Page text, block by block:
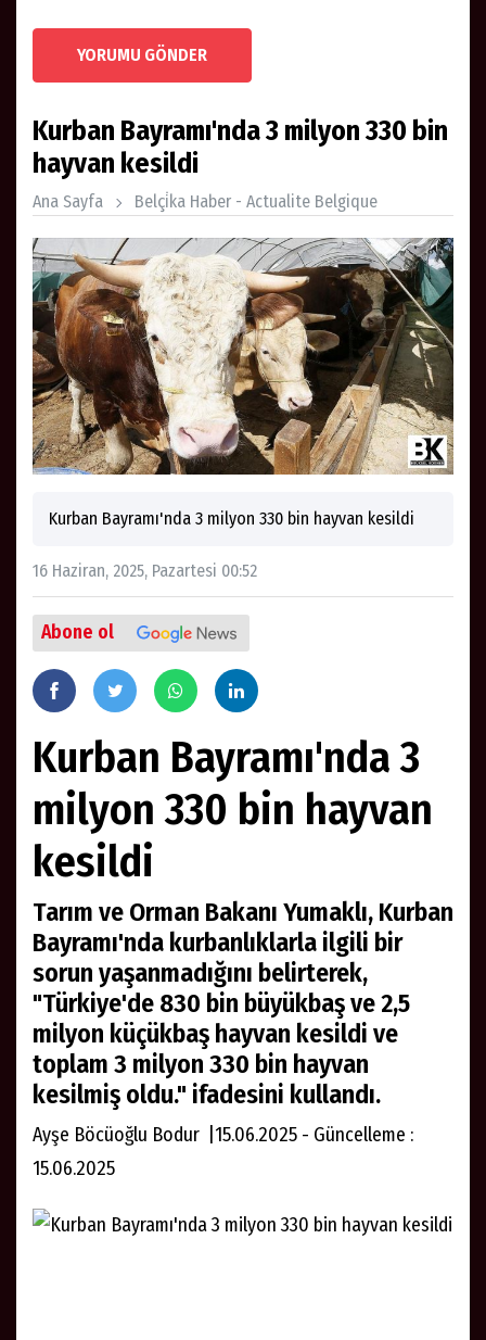
YORUMU GÖNDER
Kurban Bayramı'nda 3 milyon 330 bin
hayvan kesildi
Ana Sayfa Belçi̇ka Haber - Actualite Belgique
Kurban Bayramı'nda 3 milyon 330 bin hayvan kesildi
16 Haziran, 2025, Pazartesi 00:52
Abone ol
Kurban Bayramı'nda 3
milyon 330 bin hayvan
kesildi
Tarım ve Orman Bakanı Yumaklı, Kurban
Bayramı'nda kurbanlıklarla ilgili bir
sorun yaşanmadığını belirterek,
"Türkiye'de 830 bin büyükbaş ve 2,5
milyon küçükbaş hayvan kesildi ve
toplam 3 milyon 330 bin hayvan
kesilmiş oldu." ifadesini kullandı.
Ayşe Böcüoğlu Bodur |15.06.2025 - Güncelleme :
15.06.2025